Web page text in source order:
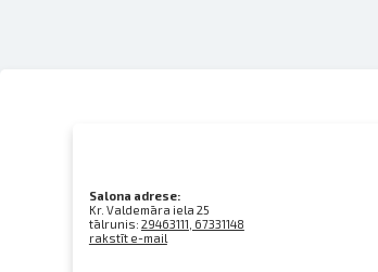
Salona adrese:
Kr. Valdemāra iela 25
tālrunis: 29463111, 67331148
rakstīt e-mail